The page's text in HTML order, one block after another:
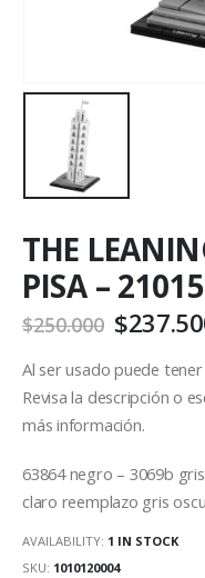
THE
PISA – 21015
$250.000 $
Al ser usado puede
Revisa la descripción o
más información.
63864 negro – 3069b
claro reemplazo gris
AVAILABILITY: 1 IN STOCK
SKU: 1010120004